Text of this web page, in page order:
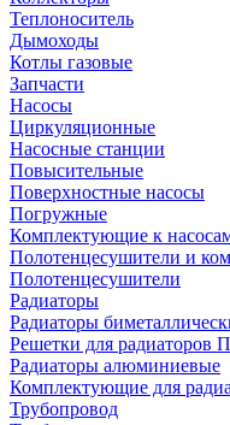
Теплоноситель
Дымоходы
Котлы газовые
Запчасти
Насосы
Циркуляционные
Насосные станции
Повысительные
Поверхностные насосы
Погружные
Комплектующие к
Полотенцесушители и
Полотенцесушители
Радиаторы
Радиаторы
Решетки для радиаторов
Радиаторы алюминиевые
Комплектующие для
Трубопровод